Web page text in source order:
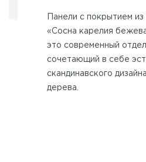
Панели с покрытием из
«Сосна карелия
это современный
сочетающий в себе
скандинавского
дерева.